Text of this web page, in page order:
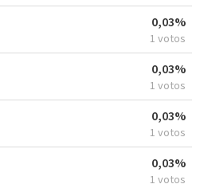
0,03%
1 votos
0,03%
1 votos
0,03%
1 votos
0,03%
1 votos